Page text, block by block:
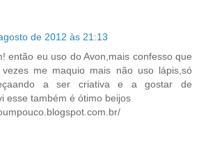
de 2012 às 21:13
então eu uso do Avon,mais confesso que
me maquio mais não uso lápis,só
a ser criativa e a gostar de
esse também é ótimo beijos